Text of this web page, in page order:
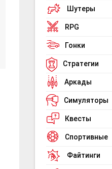
Шутеры
RPG
Гонки
Стратегии
Аркады
Симуляторы
Квесты
Спортивные
Файтинги